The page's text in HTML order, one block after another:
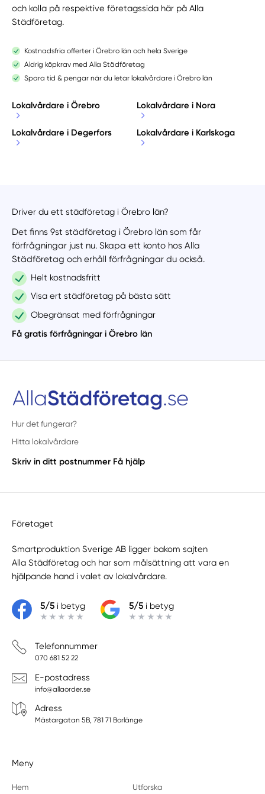
och kolla på respektive företagssida här på Alla
Städföretag.
Kostnadsfria offerter i Örebro län och hela Sverige
Aldrig köpkrav med Alla Städföretag
Spara tid & pengar när du letar lokalvårdare i Örebro län
Lokalvårdare i Örebro Lokalvårdare i Nora
Lokalvårdare i Degerfors Lokalvårdare i Karlskoga
Driver du ett städföretag i Örebro län?
Det finns 9st städföretag i Örebro län som får
förfrågningar just nu. Skapa ett konto hos Alla
Städföretag och erhåll förfrågningar du också.
Helt kostnadsfritt
Visa ert städföretag på bästa sätt
Obegränsat med förfrågningar
Få gratis förfrågningar i Örebro län
Hur det fungerar?
Hitta lokalvårdare
Skriv in ditt postnummer Få hjälp
Företaget
Smartproduktion Sverige AB ligger bakom sajten
Alla Städföretag och har som målsättning att vara en
hjälpande hand i valet av lokalvårdare.
5/5i betyg 5/5i betyg
Telefonnummer
070 681 52 22
E-postadress
info@allaorder.se
Adress
Mästargatan 5B, 781 71 Borlänge
Meny
Hem Utforska